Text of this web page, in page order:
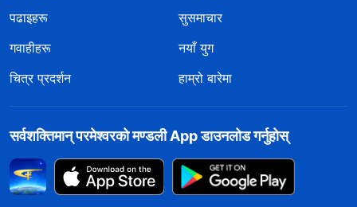
पढाइहरू
सुसमाचार
गवाहीहरू
नयाँ युग
चित्र प्रदर्शन
हाम्रो बारेमा
सर्वशक्तिमान्‌ परमेश्‍वरको मण्डली App डाउनलोड गर्नुहोस्